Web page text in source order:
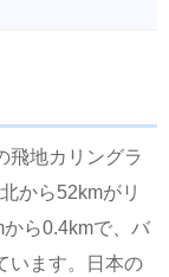
飛地カリングラ
から52kmがリ
から0.4kmで、バ
います。日本の